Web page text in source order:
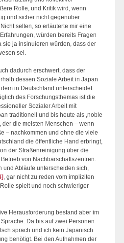
Rolle, und Kritik wird, wenn
und sicher nicht gegenüber
selten, so erläuterte mir eine
würden bereits Fragen
sie ja insinuieren würden, dass der
sei.
dadurch erschwert, dass der
dessen Soziale Arbeit in Japan
in Deutschland unterscheidet.
des Forschungsthemas ist die
Sozialer Arbeit mit
traditionell und bis heute als ‚noble
der die meisten Menschen – wenn
– nachkommen und ohne die viele
die öffentliche Hand erbringt,
der Straßenreinigung über die
von Nachbarschaftszentren.
und Abläufe unterscheiden sich,
, gar nicht zu reden vom impliziten
spielt und noch schwieriger
Herausforderung bestand aber im
Da bis auf zwei Personen
sprach und ich kein Japanisch
benötigt. Bei den Aufnahmen der